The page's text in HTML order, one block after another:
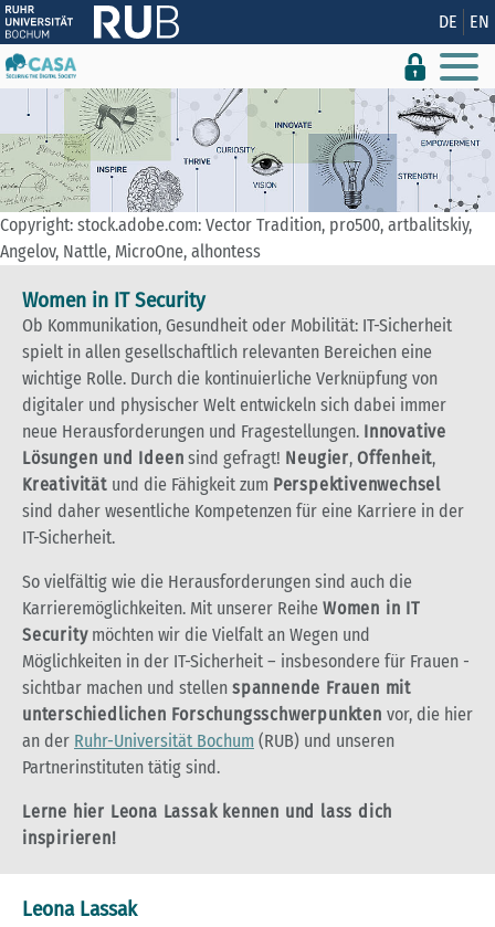
Zeige besser passende Version dieser Seite DE EN
Copyright: stock.adobe.com: Vector Tradition, pro500, artbalitskiy,
Angelov, Nattle, MicroOne, alhontess
Women in IT Security
Ob Kommunikation, Gesundheit oder Mobilität: IT-Sicherheit
spielt in allen gesellschaftlich relevanten Bereichen eine
wichtige Rolle. Durch die kontinuierliche Verknüpfung von
digitaler und physischer Welt entwickeln sich dabei immer
neue Herausforderungen und Fragestellungen. Innovative
Lösungen und Ideen sind gefragt! Neugier,Offenheit,
Kreativitätund die Fähigkeit zum Perspektivenwechsel
sind daher wesentliche Kompetenzen für eine Karriere in der
IT-Sicherheit.
So vielfältig wie die Herausforderungen sind auch die
Karrieremöglichkeiten. Mit unserer Reihe Women in IT
Securitymöchten wir die Vielfalt an Wegen und
Möglichkeiten in der IT-Sicherheit – insbesondere für Frauen -
sichtbar machen und stellen spannende Frauen mit
unterschiedlichen Forschungsschwerpunkten vor, die hier
an der Ruhr-Universität Bochum (RUB) und unseren
Partnerinstituten tätig sind.
Lerne hier Leona Lassak kennen und lass dich
inspirieren!
Leona Lassak